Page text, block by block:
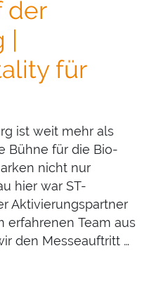
der
für
ist weit mehr als
Bühne für die Bio-
nicht nur
hier war ST-
Aktivierungspartner
erfahrenen Team aus
den Messeauftritt …